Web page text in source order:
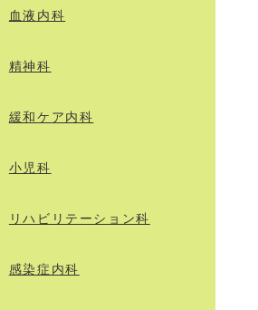
血液内科
精神科
緩和ケア内科
小児科
リハビリテーション科
感染症内科